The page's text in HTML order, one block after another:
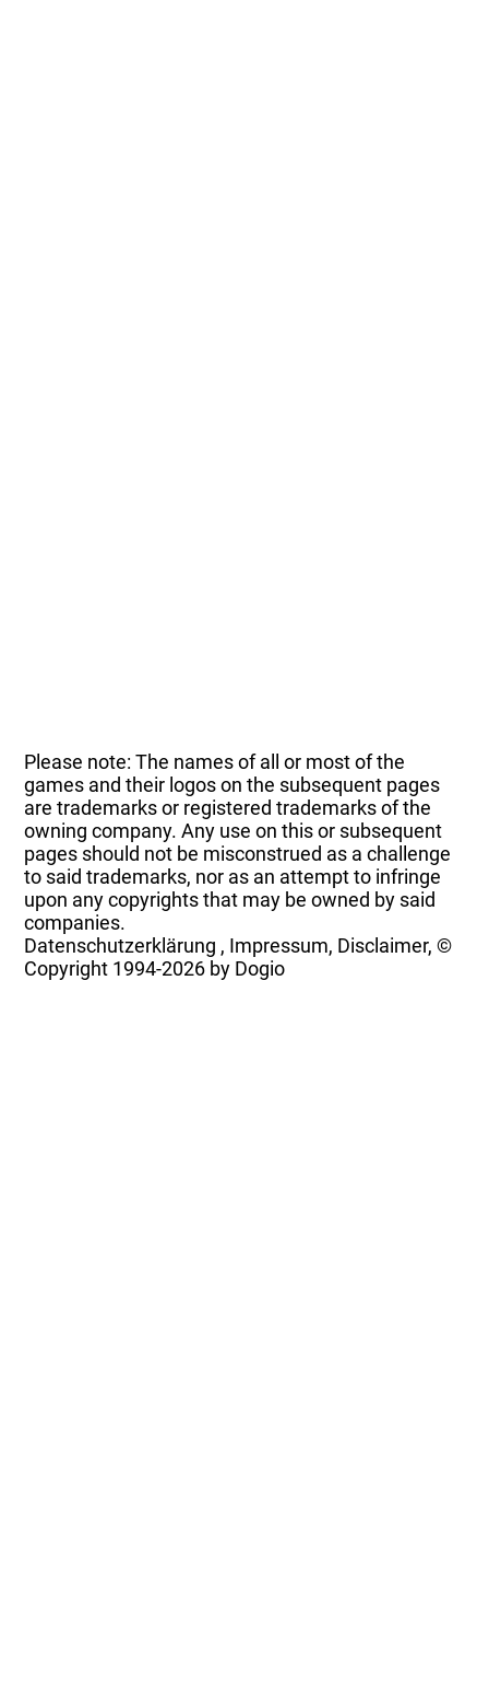
Please note: The names of all or most of the
games and their logos on the subsequent pages
are trademarks or registered trademarks of the
owning company. Any use on this or subsequent
pages should not be misconstrued as a challenge
to said trademarks, nor as an attempt to infringe
upon any copyrights that may be owned by said
companies.
Datenschutzerklärung , Impressum, Disclaimer, ©
Copyright 1994-2026 by Dogio